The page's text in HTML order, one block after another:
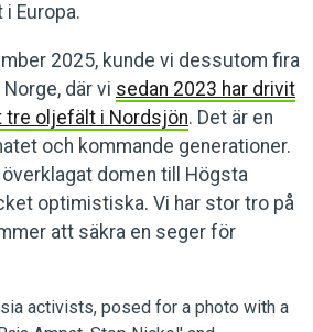
Europa.
2025, kunde vi dessutom fira
där vi sedan 2023 har drivit
oljefält i Nordsjön. Det är en
och kommande generationer.
domen till Högsta
optimistiska. Vi har stor tro på
att säkra en seger för